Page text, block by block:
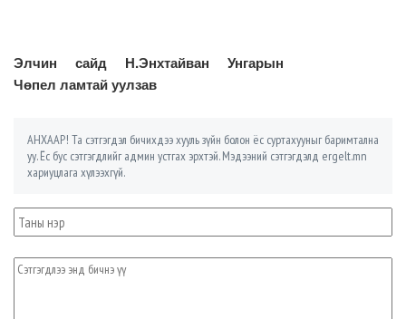
Элчин сайд Н.Энхтайван Унгарын
Чөпел ламтай уулзав
АНХААР! Та сэтгэгдэл бичихдээ хууль зүйн болон ёс суртахууныг баримтална
уу. Ёс бус сэтгэгдлийг админ устгах эрхтэй. Мэдээний сэтгэгдэлд ergelt.mn
хариуцлага хүлээхгүй.